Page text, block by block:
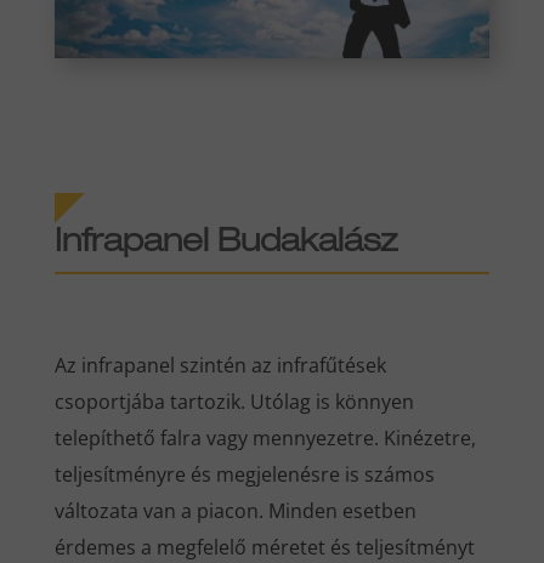
Infrapanel Budakalász
Az infrapanel szintén az infrafűtések
csoportjába tartozik. Utólag is könnyen
telepíthető falra vagy mennyezetre. Kinézetre,
teljesítményre és megjelenésre is számos
változata van a piacon. Minden esetben
érdemes a megfelelő méretet és teljesítményt